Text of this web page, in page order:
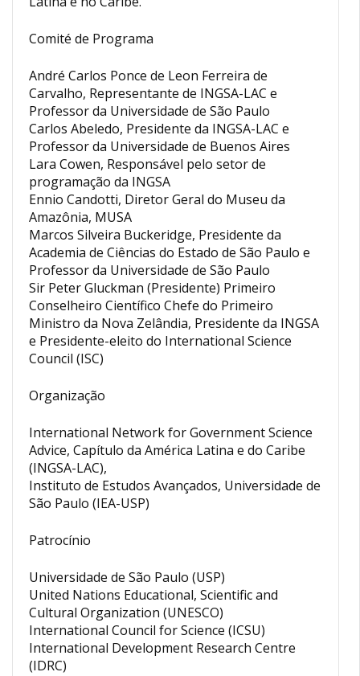
Comité de Programa
André Carlos Ponce de Leon Ferreira de
Carvalho, Representante de INGSA-LAC e
Professor da Universidade de São Paulo
Carlos Abeledo, Presidente da INGSA-LAC e
Professor da Universidade de Buenos Aires
Lara Cowen, Responsável pelo setor de
programação da INGSA
Ennio Candotti, Diretor Geral do Museu da
Amazônia, MUSA
Marcos Silveira Buckeridge, Presidente da
Academia de Ciências do Estado de São Paulo e
Professor da Universidade de São Paulo
Sir Peter Gluckman (Presidente) Primeiro
Conselheiro Científico Chefe do Primeiro
Ministro da Nova Zelândia, Presidente da INGSA
e Presidente-eleito do International Science
Council (ISC)
Organização
International Network for Government Science
Advice, Capítulo da América Latina e do Caribe
(INGSA-LAC),
Instituto de Estudos Avançados, Universidade de
São Paulo (IEA-USP)
Patrocínio
Universidade de São Paulo (USP)
United Nations Educational, Scientific and
Cultural Organization (UNESCO)
International Council for Science (ICSU)
International Development Research Centre
(IDRC)